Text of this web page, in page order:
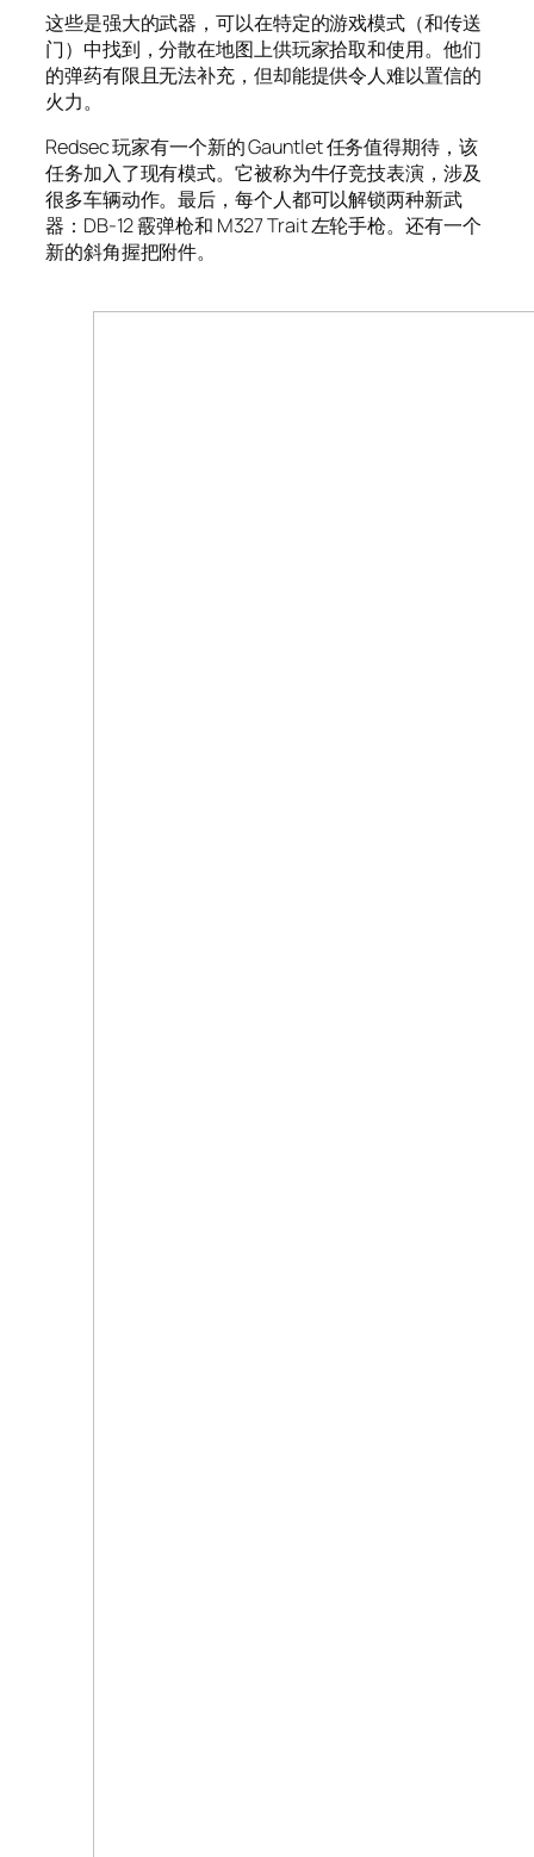
这些是强大的武器，可以在特定的游戏模式（和传送
门）中找到，分散在地图上供玩家拾取和使用。他们
的弹药有限且无法补充，但却能提供令人难以置信的
火力。
Redsec 玩家有一个新的 Gauntlet 任务值得期待，该
任务加入了现有模式。它被称为牛仔竞技表演，涉及
很多车辆动作。最后，每个人都可以解锁两种新武
器：DB-12 霰弹枪和 M327 Trait 左轮手枪。还有一个
新的斜角握把附件。